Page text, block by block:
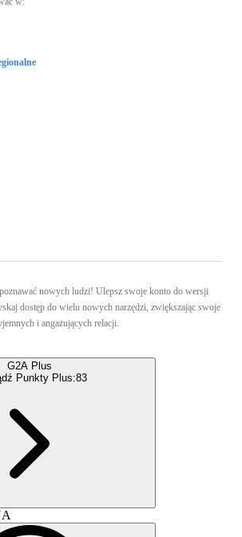
nowych ludzi! Ulepsz swoje konto do wersji
dostęp do wielu nowych narzędzi, zwiększając swoje
i angażujących relacji.
G2A Plus
Punkty Plus:83